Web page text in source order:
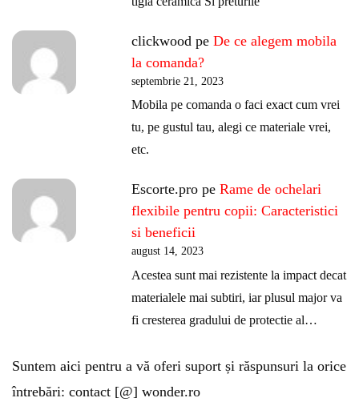
clickwood pe De ce alegem mobila
la comanda?
septembrie 21, 2023
Mobila pe comanda o faci exact cum vrei
tu, pe gustul tau, alegi ce materiale vrei,
etc.
Escorte.prope Rame de ochelari
flexibile pentru copii: Caracteristici
si beneficii
august 14, 2023
Acestea sunt mai rezistente la impact decat
materialele mai subtiri, iar plusul major va
fi cresterea gradului de protectie al…
Suntem aici pentru a vă oferi suport și răspunsuri la orice
întrebări: contact [@] wonder.ro